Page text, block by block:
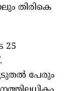
തിരികെ
25
പേരും